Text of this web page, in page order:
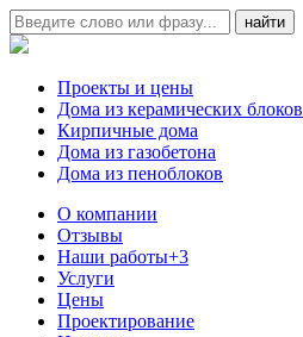
Проекты и цены
Дома из керамических блоков
Кирпичные дома
Дома из газобетона
Дома из пеноблоков
О компании
Отзывы
Наши работы+3
Услуги
Цены
Проектирование